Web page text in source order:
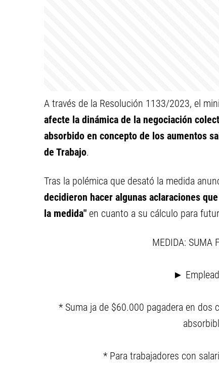
A través de la Resolución 1133/2023, el
afecte la dinámica de la negociación
absorbido en concepto de los aumentos
de Trabajo.
Tras la polémica que desató la medida
decidieron hacer algunas aclaraciones
la medida" en cuanto a su cálculo para
MEDIDA: SUMA
►
* Suma ja de $60.000 pagadera en dos
* Para trabajadores con